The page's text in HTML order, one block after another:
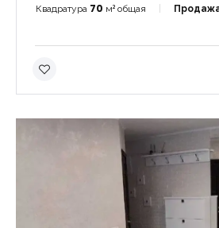
Квадратура 70 м² общая